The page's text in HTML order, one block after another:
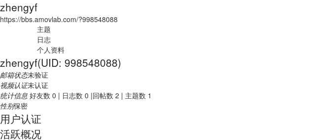
zhengyf
https://bbs.amovlab.com/?998548088
主题
日志
个人资料
zhengyf(UID: 998548088)
邮箱状态未验证
视频认证未认证
统计信息 好友数 0 | 日志数 0 |回帖数 2 | 主题数 1
性别保密
用户认证
活跃概况